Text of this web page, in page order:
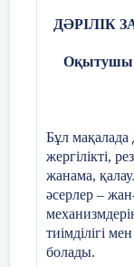
әзірлеу
Бұл
тиімділігі
науқастың
анықтап,
беретінін
жеке
асыруда
Ұзақ уақыт
Патогенезі:
Препараттың
п-
зақымдайды,
некрозы
ДӘРІЛІК
Оқытушы
Бұл мақалада
жергілікті,
жанама,
әсерлер –
тиімділігі
болады.